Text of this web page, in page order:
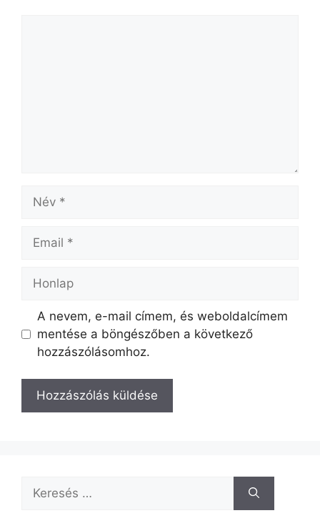
A nevem, e-mail címem, és weboldalcímem
mentése a böngészőben a következő
hozzászólásomhoz.
Keresés: